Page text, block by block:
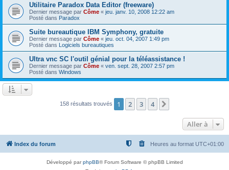
Utilitaire Paradox Data Editor (freeware)
Dernier message par Côme « jeu. janv. 10, 2008 12:22 am
Posté dans Paradox
Suite bureautique IBM Symphony, gratuite
Dernier message par Côme « jeu. oct. 04, 2007 1:49 pm
Posté dans Logiciels bureautiques
Ultra vnc SC l'outil génial pour la téléassistance !
Dernier message par Côme « ven. sept. 28, 2007 2:57 pm
Posté dans Windows
158 résultats trouvés 1 2 3 4
Aller à
Index du forum Heures au format UTC+01:00
Développé parphpBB® Forum Software © phpBB Limited